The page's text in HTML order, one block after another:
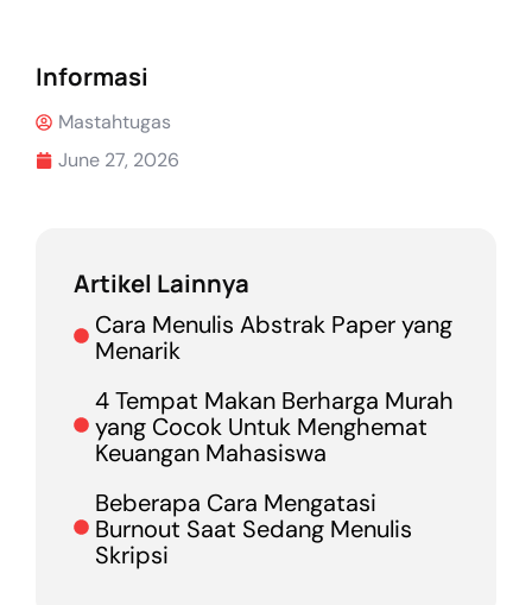
Informasi
Mastahtugas
June 27, 2026
Artikel Lainnya
Cara Menulis Abstrak Paper yang
Menarik
4 Tempat Makan Berharga Murah
yang Cocok Untuk Menghemat
Keuangan Mahasiswa
Beberapa Cara Mengatasi
Burnout Saat Sedang Menulis
Skripsi